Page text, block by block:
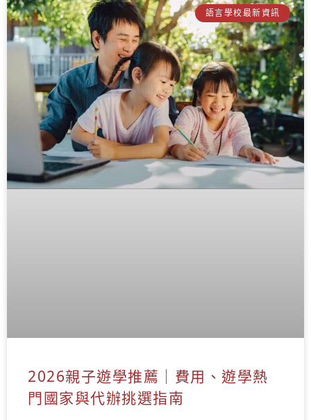
語言學校最新資訊
2026親子遊學推薦｜費用、遊學熱
門國家與代辦挑選指南